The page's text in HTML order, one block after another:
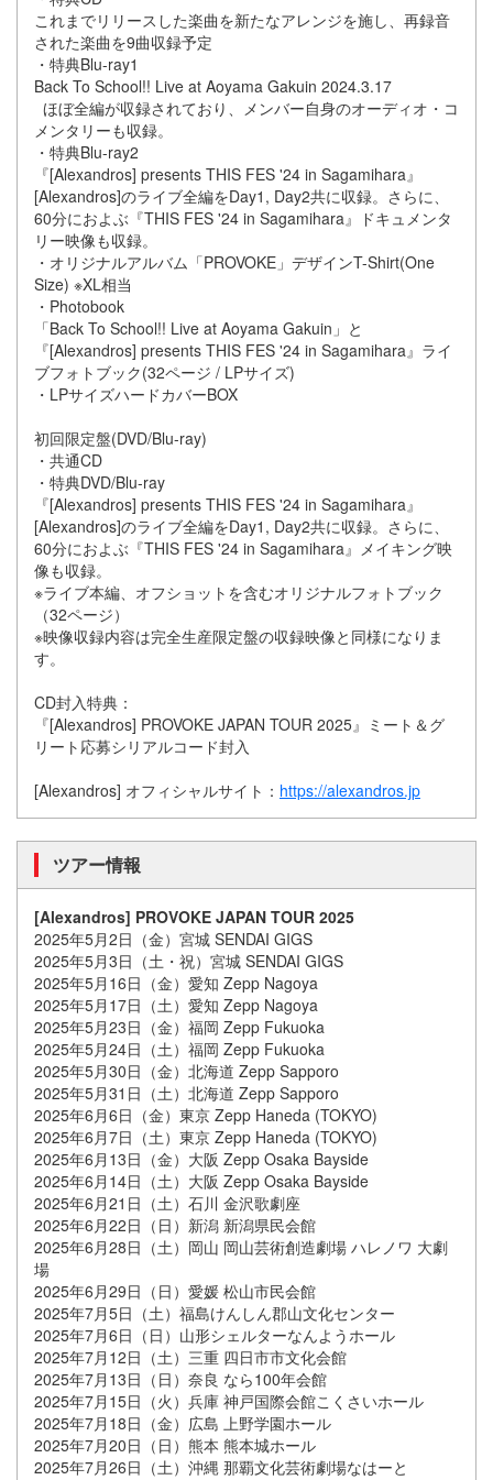
これまでリリースした楽曲を新たなアレンジを施し、再録音
された楽曲を9曲収録予定
・特典Blu-ray1
Back To School!! Live at Aoyama Gakuin 2024.3.17
ほぼ全編が収録されており、メンバー自身のオーディオ・コ
メンタリーも収録。
・特典Blu-ray2
『[Alexandros] presents THIS FES '24 in Sagamihara』
[Alexandros]のライブ全編をDay1, Day2共に収録。さらに、
60分におよぶ『THIS FES '24 in Sagamihara』ドキュメンタ
リー映像も収録。
・オリジナルアルバム「PROVOKE」デザインT-Shirt(One
Size) ※XL相当
・Photobook
「Back To School!! Live at Aoyama Gakuin」と
『[Alexandros] presents THIS FES '24 in Sagamihara』ライ
ブフォトブック(32ページ / LPサイズ)
・LPサイズハードカバーBOX
初回限定盤(DVD/Blu-ray)
・共通CD
・特典DVD/Blu-ray
『[Alexandros] presents THIS FES '24 in Sagamihara』
[Alexandros]のライブ全編をDay1, Day2共に収録。さらに、
60分におよぶ『THIS FES '24 in Sagamihara』メイキング映
像も収録。
※ライブ本編、オフショットを含むオリジナルフォトブック
（32ページ）
※映像収録内容は完全生産限定盤の収録映像と同様になりま
す。
CD封入特典：
『[Alexandros] PROVOKE JAPAN TOUR 2025』ミート＆グ
リート応募シリアルコード封入
[Alexandros] オフィシャルサイト： https://alexandros.jp
ツアー情報
[Alexandros] PROVOKE JAPAN TOUR 2025
2025年5月2日（金）宮城 SENDAI GIGS
2025年5月3日（土・祝）宮城 SENDAI GIGS
2025年5月16日（金）愛知 Zepp Nagoya
2025年5月17日（土）愛知 Zepp Nagoya
2025年5月23日（金）福岡 Zepp Fukuoka
2025年5月24日（土）福岡 Zepp Fukuoka
2025年5月30日（金）北海道 Zepp Sapporo
2025年5月31日（土）北海道 Zepp Sapporo
2025年6月6日（金）東京 Zepp Haneda (TOKYO)
2025年6月7日（土）東京 Zepp Haneda (TOKYO)
2025年6月13日（金）大阪 Zepp Osaka Bayside
2025年6月14日（土）大阪 Zepp Osaka Bayside
2025年6月21日（土）石川 金沢歌劇座
2025年6月22日（日）新潟 新潟県民会館
2025年6月28日（土）岡山 岡山芸術創造劇場 ハレノワ 大劇
場
2025年6月29日（日）愛媛 松山市民会館
2025年7月5日（土）福島けんしん郡山文化センター
2025年7月6日（日）山形シェルターなんようホール
2025年7月12日（土）三重 四日市市文化会館
2025年7月13日（日）奈良 なら100年会館
2025年7月15日（火）兵庫 神戸国際会館こくさいホール
2025年7月18日（金）広島 上野学園ホール
2025年7月20日（日）熊本 熊本城ホール
2025年7月26日（土）沖縄 那覇文化芸術劇場なはーと